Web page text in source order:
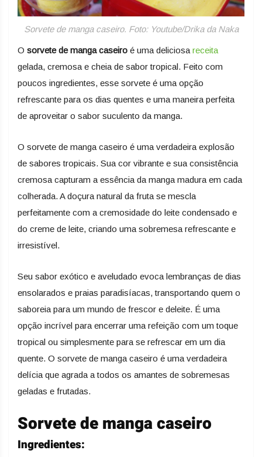
Sorvete de manga caseiro. Foto: Youtube/Drika da Naka
O sorvete de manga caseiro é uma deliciosa receita
gelada, cremosa e cheia de sabor tropical. Feito com
poucos ingredientes, esse sorvete é uma opção
refrescante para os dias quentes e uma maneira perfeita
de aproveitar o sabor suculento da manga.
O sorvete de manga caseiro é uma verdadeira explosão
de sabores tropicais. Sua cor vibrante e sua consistência
cremosa capturam a essência da manga madura em cada
colherada. A doçura natural da fruta se mescla
perfeitamente com a cremosidade do leite condensado e
do creme de leite, criando uma sobremesa refrescante e
irresistível.
Seu sabor exótico e aveludado evoca lembranças de dias
ensolarados e praias paradisíacas, transportando quem o
saboreia para um mundo de frescor e deleite. É uma
opção incrível para encerrar uma refeição com um toque
tropical ou simplesmente para se refrescar em um dia
quente. O sorvete de manga caseiro é uma verdadeira
delícia que agrada a todos os amantes de sobremesas
geladas e frutadas.
Sorvete de manga caseiro
Ingredientes: